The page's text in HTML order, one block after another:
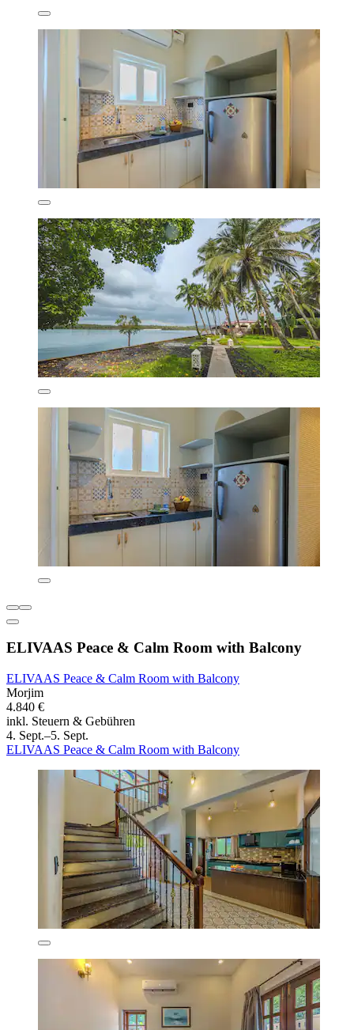
ELIVAAS Peace & Calm Room with Balcony
ELIVAAS Peace & Calm Room with Balcony
Morjim
4.840 €
inkl. Steuern & Gebühren
4. Sept.–5. Sept.
ELIVAAS Peace & Calm Room with Balcony